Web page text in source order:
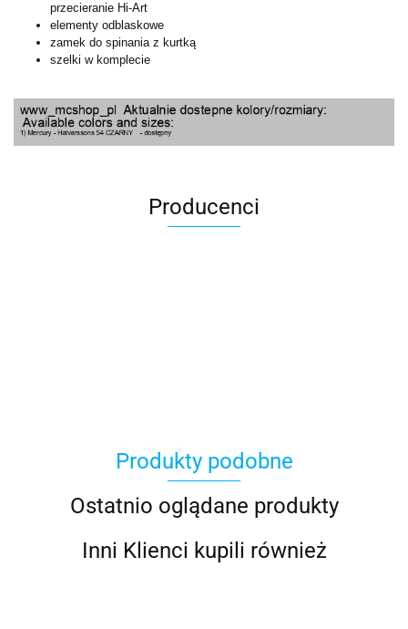
przecieranie Hi-Art
elementy odblaskowe
zamek do spinania z kurtką
szelki w komplecie
Producenci
100%
Produkty podobne
Ostatnio oglądane produkty
Inni Klienci kupili również